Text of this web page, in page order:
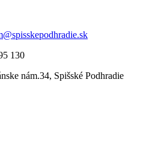
130
nám.34, Spišské Podhradie